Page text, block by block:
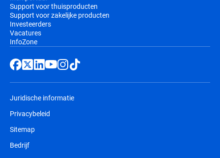
Support voor thuisproducten
Support voor zakelijke producten
Investeerders
Vacatures
InfoZone
Juridische informatie
Privacybeleid
Sitemap
Bedrijf